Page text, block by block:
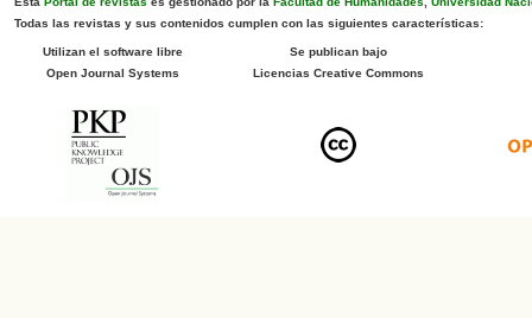
Todas las revistas y sus contenidos cumplen con las siguientes características:
Utilizan el software libre
Open Journal Systems
Se publican bajo
Licencias Creative Commons